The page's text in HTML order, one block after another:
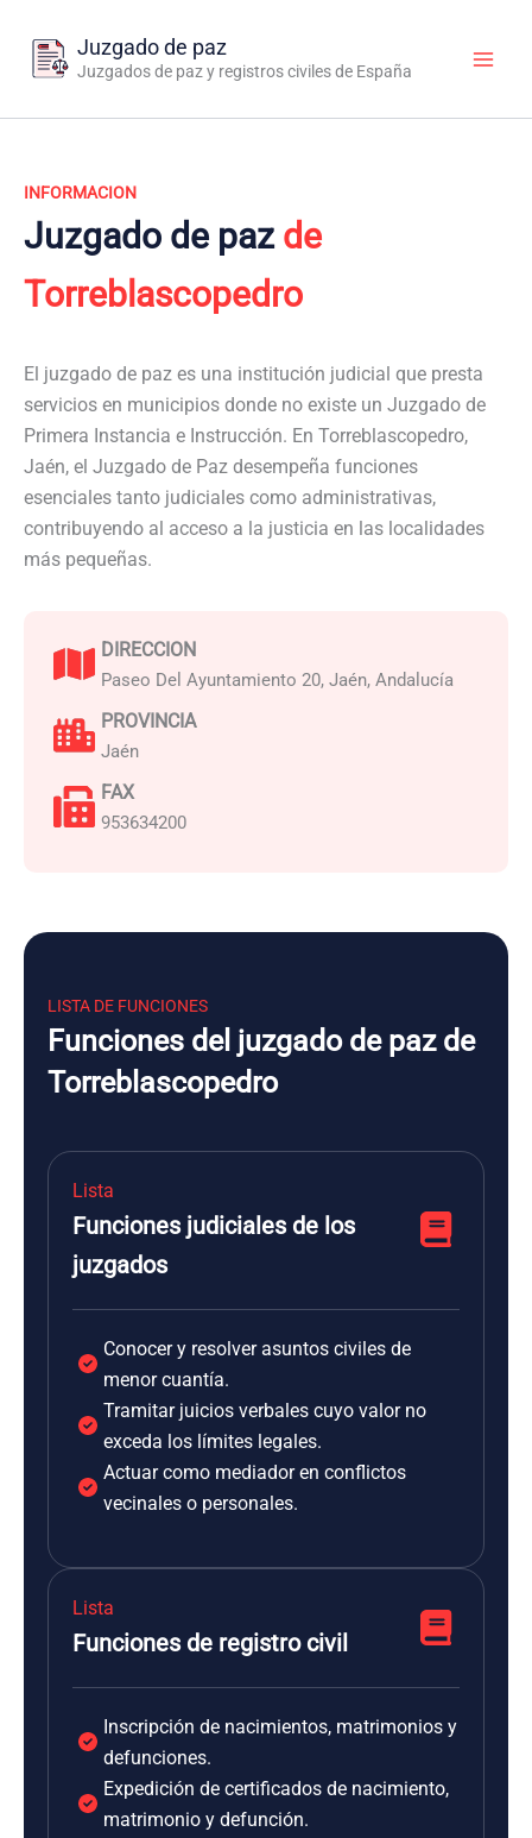
contenido
Juzgado de paz
Juzgados de paz y registros civiles de España
INFORMACION
Juzgado de paz de
Torreblascopedro
El juzgado de paz es una institución judicial que presta
servicios en municipios donde no existe un Juzgado de
Primera Instancia e Instrucción. En Torreblascopedro,
Jaén, el Juzgado de Paz desempeña funciones
esenciales tanto judiciales como administrativas,
contribuyendo al acceso a la justicia en las localidades
más pequeñas.
DIRECCION
Paseo Del Ayuntamiento 20, Jaén, Andalucía
PROVINCIA
Jaén
FAX
953634200
LISTA DE FUNCIONES
Funciones del juzgado de paz de
Torreblascopedro
Lista
Funciones judiciales de los
juzgados
Conocer y resolver asuntos civiles de
menor cuantía.
Tramitar juicios verbales cuyo valor no
exceda los límites legales.
Actuar como mediador en conflictos
vecinales o personales.
Lista
Funciones de registro civil
Inscripción de nacimientos, matrimonios y
defunciones.
Expedición de certificados de nacimiento,
matrimonio y defunción.